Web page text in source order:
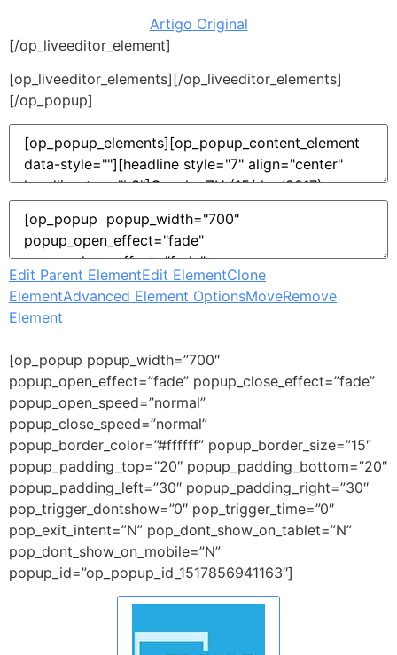
Artigo Original
[/op_liveeditor_element]
[op_liveeditor_elements][/op_liveeditor_elements]
[/op_popup]
Edit Parent ElementEdit ElementClone
ElementAdvanced Element OptionsMoveRemove
Element
[op_popup popup_width=”700″
popup_open_effect=”fade” popup_close_effect=”fade”
popup_open_speed=”normal”
popup_close_speed=”normal”
popup_border_color=”#ffffff” popup_border_size=”15″
popup_padding_top=”20″ popup_padding_bottom=”20″
popup_padding_left=”30″ popup_padding_right=”30″
pop_trigger_dontshow=”0″ pop_trigger_time=”0″
pop_exit_intent=”N” pop_dont_show_on_tablet=”N”
pop_dont_show_on_mobile=”N”
popup_id=”op_popup_id_1517856941163″]